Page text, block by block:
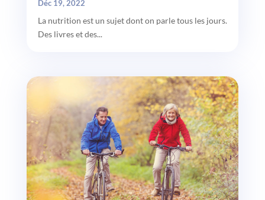
Déc 19, 2022
La nutrition est un sujet dont on parle tous les jours.
Des livres et des...